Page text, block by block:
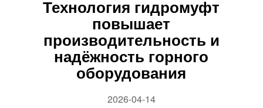
Технология гидромуфт
повышает
производительность и
надёжность горного
оборудования
2026-04-14